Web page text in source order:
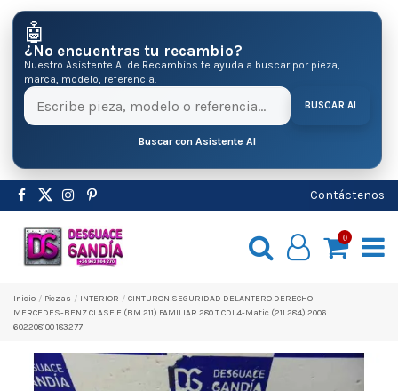
🤖
¿No encuentras tu recambio?
Nuestro Asistente AI de Recambios te ayuda a buscar por pieza,
marca, modelo, referencia.
BUSCAR AI
Buscar con Asistente AI
Contáctenos
0
Inicio Pіezas INTERIOR
CINTURON SEGURIDAD DELANTERO DERECHO
MERCEDES-BENZ CLASE E (BM 211) FAMILIAR 280 T CDI 4-Matic (211.284) 2006
602208100 183277